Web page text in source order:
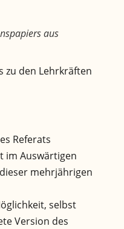
aus
zu den Lehrkräften
Referats
im Auswärtigen
mehrjährigen
selbst
Version des